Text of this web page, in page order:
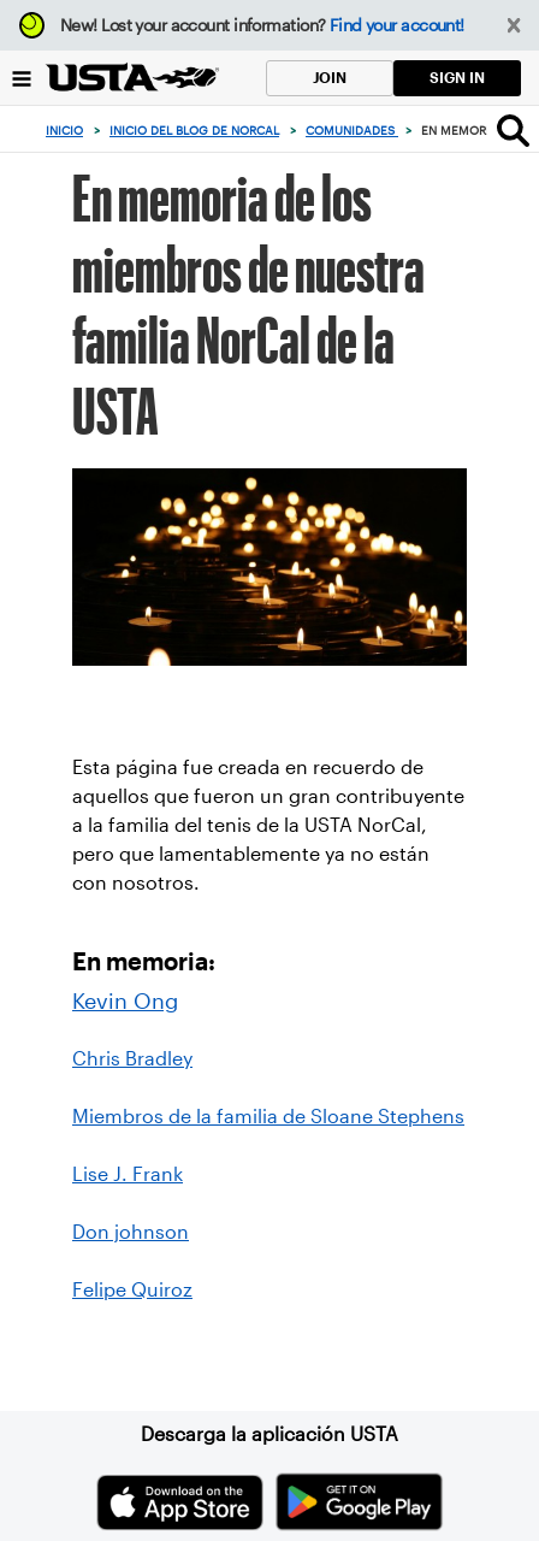
Enfoque
desde
botón
volver
New!Lost your account information? Find your account!
JOIN SIGN IN
INICIO > INICIO DEL BLOG DE NORCAL > COMUNIDADES > EN MEMORIA DE
En memoria de los
miembros de nuestra
familia NorCal de la
USTA
Esta página fue creada en recuerdo de
aquellos que fueron un gran contribuyente
a la familia del tenis de la USTA NorCal,
pero que lamentablemente ya no están
con nosotros.
En memoria:
Kevin Ong
Chris Bradley
Miembros de la familia de Sloane Stephens
Lise J. Frank
Don johnson
Felipe Quiroz
Descarga la aplicación USTA